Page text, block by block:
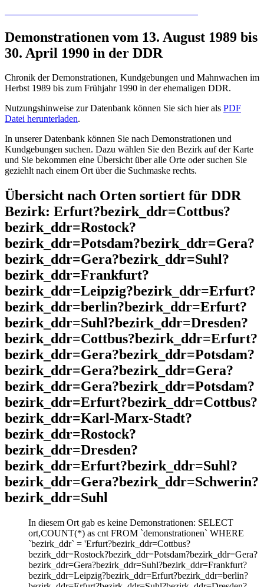
Demonstrationen vom 13. August 1989 bis
30. April 1990 in der DDR
Chronik der Demonstrationen, Kundgebungen und Mahnwachen im
Herbst 1989 bis zum Frühjahr 1990 in der ehemaligen DDR.
Nutzungshinweise zur Datenbank können Sie sich hier als PDF
Datei herunterladen.
In unserer Datenbank können Sie nach Demonstrationen und
Kundgebungen suchen. Dazu wählen Sie den Bezirk auf der Karte
und Sie bekommen eine Übersicht über alle Orte oder suchen Sie
geziehlt nach einem Ort über die Suchmaske rechts.
Übersicht nach Orten sortiert für DDR
Bezirk: Erfurt?bezirk_ddr=Cottbus?
bezirk_ddr=Rostock?
bezirk_ddr=Potsdam?bezirk_ddr=Gera?
bezirk_ddr=Gera?bezirk_ddr=Suhl?
bezirk_ddr=Frankfurt?
bezirk_ddr=Leipzig?bezirk_ddr=Erfurt?
bezirk_ddr=berlin?bezirk_ddr=Erfurt?
bezirk_ddr=Suhl?bezirk_ddr=Dresden?
bezirk_ddr=Cottbus?bezirk_ddr=Erfurt?
bezirk_ddr=Gera?bezirk_ddr=Potsdam?
bezirk_ddr=Gera?bezirk_ddr=Gera?
bezirk_ddr=Gera?bezirk_ddr=Potsdam?
bezirk_ddr=Erfurt?bezirk_ddr=Cottbus?
bezirk_ddr=Karl-Marx-Stadt?
bezirk_ddr=Rostock?
bezirk_ddr=Dresden?
bezirk_ddr=Erfurt?bezirk_ddr=Suhl?
bezirk_ddr=Gera?bezirk_ddr=Schwerin?
bezirk_ddr=Suhl
In diesem Ort gab es keine Demonstrationen: SELECT
ort,COUNT(*) as cnt FROM `demonstrationen` WHERE
`bezirk_ddr` = 'Erfurt?bezirk_ddr=Cottbus?
bezirk_ddr=Rostock?bezirk_ddr=Potsdam?bezirk_ddr=Gera?
bezirk_ddr=Gera?bezirk_ddr=Suhl?bezirk_ddr=Frankfurt?
bezirk_ddr=Leipzig?bezirk_ddr=Erfurt?bezirk_ddr=berlin?